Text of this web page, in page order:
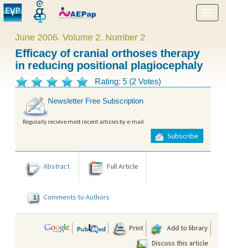
Show
menu
June 2006. Volume 2. Number 2
Efficacy of cranial orthoses therapy
in reducing positional plagiocephaly
Rating: 5 (2 Votes)
Newsletter Free Subscription
Regularly recieve most recent articles by e-mail
Subscribe
Abstract Full Article
1 Comments to Authors
Print
Add to library
Discuss this article